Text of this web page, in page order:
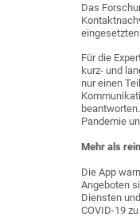
Das
Für die
kurz- und
nur einen
Pandemie
Mehr als
Die App
Angeboten
Diensten
COVID-19